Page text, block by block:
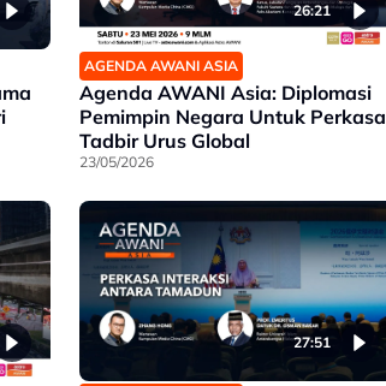
26:21
AGENDA AWANI ASIA
Agenda AWANI Asia: Diplomasi
Pemimpin Negara Untuk Perkasa
Tadbir Urus Global
23/05/2026
27:51